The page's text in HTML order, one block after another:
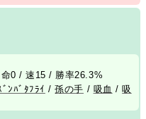
0 / 速15 / 勝率26.3%
ﾞﾝﾊﾞﾀﾌﾗｲ /孫の手 / 吸血 /吸